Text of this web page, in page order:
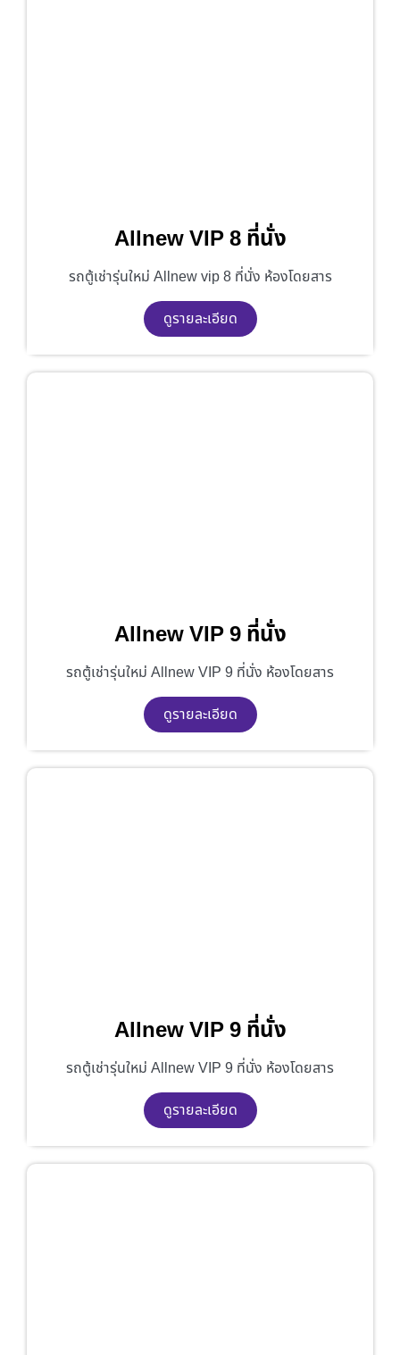
Allnew VIP 8 ที่นั่ง
รถตู้เช่ารุ่นใหม่ Allnew vip 8 ที่นั่ง ห้องโดยสาร
ดูรายละเอียด
Allnew VIP 9 ที่นั่ง
รถตู้เช่ารุ่นใหม่ Allnew VIP 9 ที่นั่ง ห้องโดยสาร
ดูรายละเอียด
Allnew VIP 9 ที่นั่ง
รถตู้เช่ารุ่นใหม่ Allnew VIP 9 ที่นั่ง ห้องโดยสาร
ดูรายละเอียด